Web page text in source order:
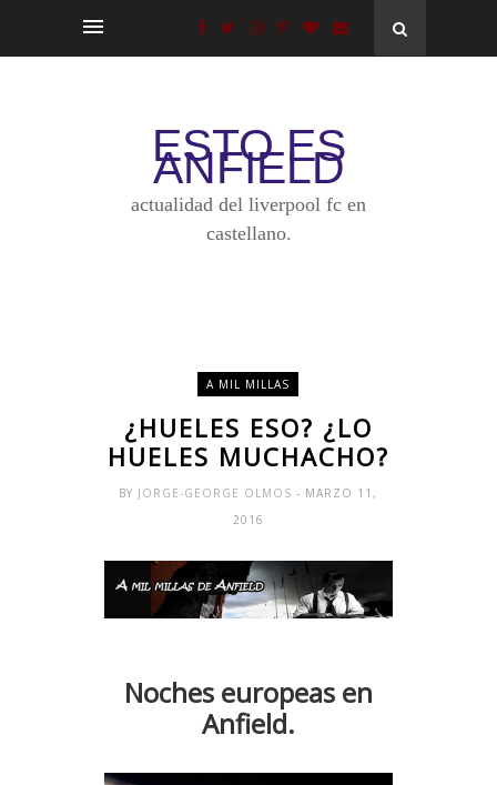
ESTO ES
ANFIELD
actualidad del liverpool fc en
castellano.
A MIL MILLAS
¿HUELES ESO? ¿LO
HUELES MUCHACHO?
BY JORGE-GEORGE OLMOS- MARZO 11,
2016
Noches europeas en
Anfield.